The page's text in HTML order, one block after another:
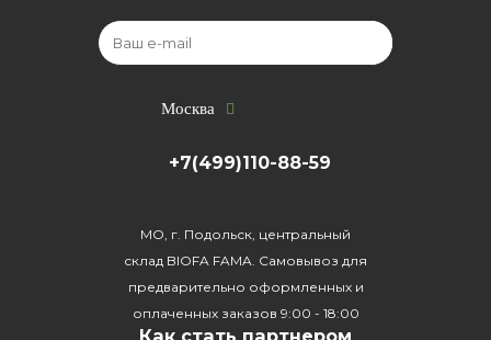
Москва
+7(499)110-88-59
МО, г. Подольск, центральный
склад BIOFA FAMA. Самовывоз для
предварительно оформленных и
оплаченных заказов 9:00 - 18:00
Как стать партнером